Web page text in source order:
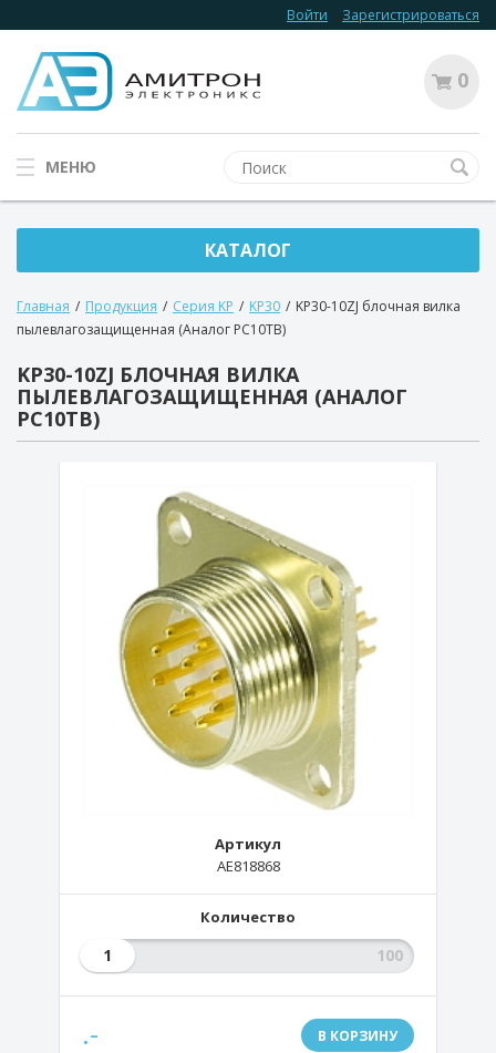
Войти Зарегистрироваться
0
МЕНЮ
КАТАЛОГ
Главная / Продукция / Серия KP / KP30 / KP30-10ZJ блочная вилка
пылевлагозащищенная (Аналог РС10ТВ)
KP30-10ZJ БЛОЧНАЯ ВИЛКА
ПЫЛЕВЛАГОЗАЩИЩЕННАЯ (АНАЛОГ
РС10ТВ)
Артикул
AE818868
Количество
1
.- В КОРЗИНУ